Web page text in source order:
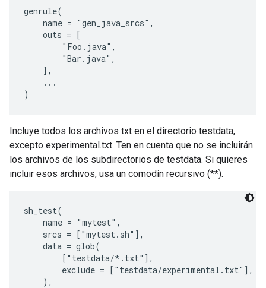
genrule(
    name = "gen_java_srcs",
    outs = [
        "Foo.java",
        "Bar.java",
    ],
    ...
Incluye todos los archivos txt en el directorio testdata,
excepto experimental.txt. Ten en cuenta que no se incluirán
los archivos de los subdirectorios de testdata. Si quieres
incluir esos archivos, usa un comodín recursivo (**).
sh_test(
    name = "mytest",
    srcs = ["mytest.sh"],
    data = glob(
        ["testdata/*.txt"],
        exclude = ["testdata/experimental.txt"],
    ),